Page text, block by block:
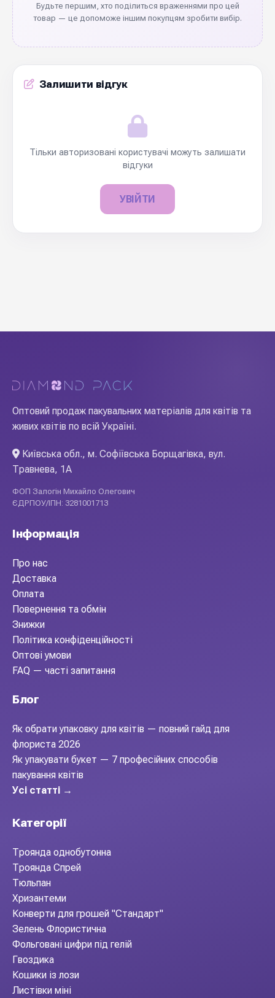
Будьте першим, хто поділиться враженнями про цей
товар — це допоможе іншим покупцям зробити вибір.
Залишити відгук
Тільки авторизовані користувачі можуть залишати
відгуки
УВІЙТИ
Оптовий продаж пакувальних матеріалів для квітів та
живих квітів по всій Україні.
Київська обл., м. Софіївська Борщагівка, вул.
Травнева, 1А
ФОП Залогін Михайло Олегович
ЄДРПОУ/ІПН: 3281001713
Інформація
Про нас
Доставка
Оплата
Повернення та обмін
Знижки
Політика конфіденційності
Оптові умови
FAQ — часті запитання
Блог
Як обрати упаковку для квітів — повний гайд для
флориста 2026
Як упакувати букет — 7 професійних способів
пакування квітів
Усі статті →
Категорії
Троянда однобутонна
Троянда Спрей
Тюльпан
Хризантеми
Конверти для грошей "Стандарт"
Зелень Флористична
Фольговані цифри під гелій
Гвоздика
Кошики із лози
Листівки міні